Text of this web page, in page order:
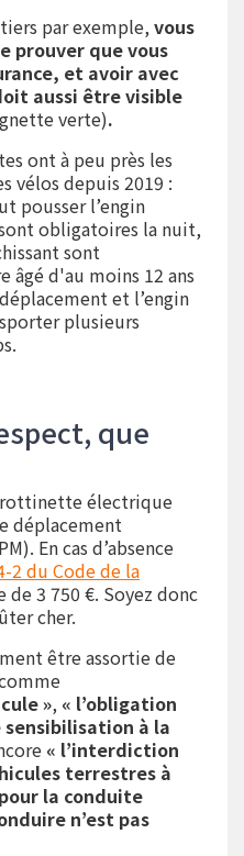
tiers par exemple,vous
prouver que vous
et avoir avec
aussi être visible
verte).
ont à peu près les
vélos depuis 2019 :
pousser l’engin
obligatoires la nuit,
sont
âgé d'au moins 12 ans
et l’engin
plusieurs
que
électrique
déplacement
En cas d’absence
2 du Code de la
3 750 €. Soyez donc
cher.
être assortie de
», « l’obligation
sensibilisation à la
« l’interdiction
terrestres à
la conduite
n’est pas